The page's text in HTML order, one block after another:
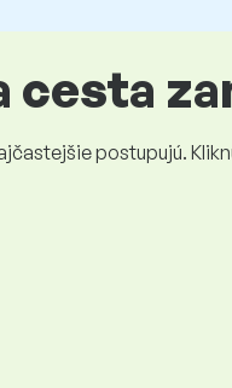
cesta
postupujú.